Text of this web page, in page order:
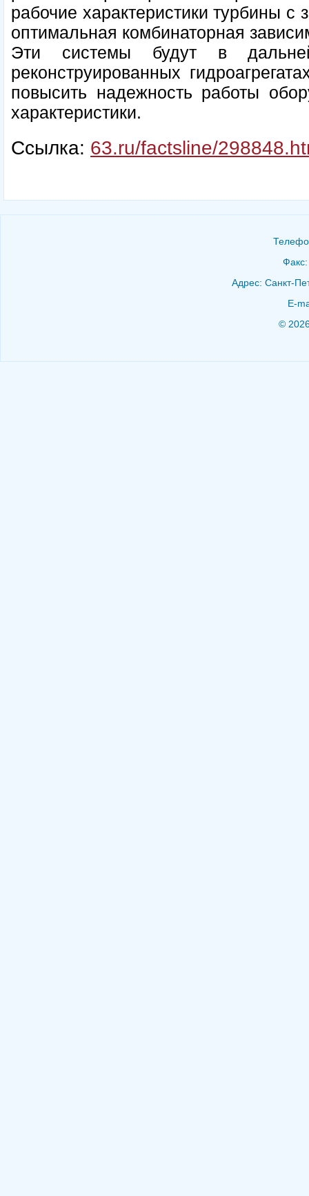
рабочие характеристики турбины
оптимальная комбинаторная
Эти системы будут в
реконструированных
повысить надежность работы
характеристики.
Ссылка: 63.ru/factsline/
Адрес: Санкт-
E-
©